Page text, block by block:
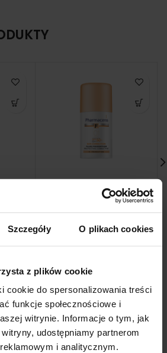
Szczegóły O plikach cookies
z plików cookie
cookie do spersonalizowania treści
funkcje społecznościowe i
witrynie. Informacje o tym, jak
udostępniamy partnerom
i analitycznym.
OCHRONNO-
KORYGUJĄCY 01 IVORY
Pharmaceris
70,00zł